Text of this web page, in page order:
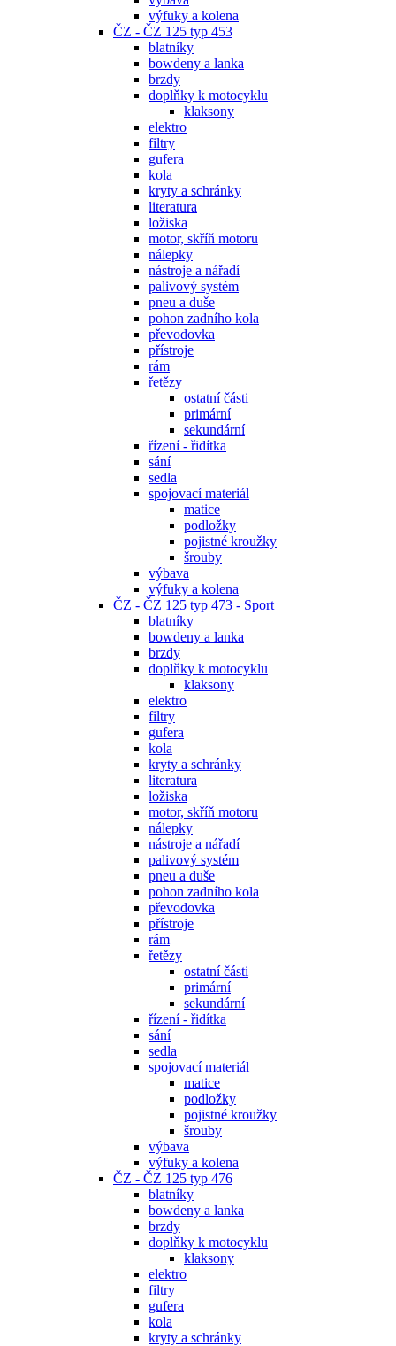
výfuky a kolena
ČZ - ČZ 125 typ 453
blatníky
bowdeny a lanka
brzdy
doplňky k motocyklu
klaksony
elektro
filtry
gufera
kola
kryty a schránky
literatura
ložiska
motor, skříň motoru
nálepky
nástroje a nářadí
palivový systém
pneu a duše
pohon zadního kola
převodovka
přístroje
rám
řetězy
ostatní části
primární
sekundární
řízení - řidítka
sání
sedla
spojovací materiál
matice
podložky
pojistné kroužky
šrouby
výbava
výfuky a kolena
ČZ - ČZ 125 typ 473 - Sport
blatníky
bowdeny a lanka
brzdy
doplňky k motocyklu
klaksony
elektro
filtry
gufera
kola
kryty a schránky
literatura
ložiska
motor, skříň motoru
nálepky
nástroje a nářadí
palivový systém
pneu a duše
pohon zadního kola
převodovka
přístroje
rám
řetězy
ostatní části
primární
sekundární
řízení - řidítka
sání
sedla
spojovací materiál
matice
podložky
pojistné kroužky
šrouby
výbava
výfuky a kolena
ČZ - ČZ 125 typ 476
blatníky
bowdeny a lanka
brzdy
doplňky k motocyklu
klaksony
elektro
filtry
gufera
kola
kryty a schránky